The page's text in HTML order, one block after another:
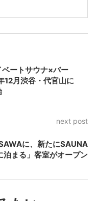
ートサウナ×バー
12月渋谷・代官山に
next post
に、新たにSAUNA
泊まる」客室がオープン